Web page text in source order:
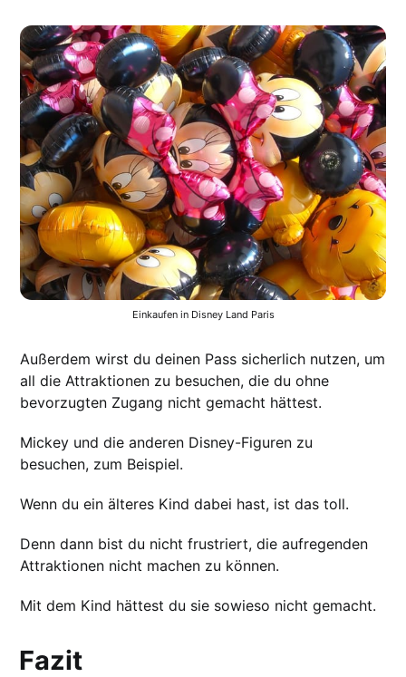
Einkaufen in Disney Land Paris
Außerdem wirst du deinen Pass sicherlich nutzen, um
all die Attraktionen zu besuchen, die du ohne
bevorzugten Zugang nicht gemacht hättest.
Mickey und die anderen Disney-Figuren zu
besuchen, zum Beispiel.
Wenn du ein älteres Kind dabei hast, ist das toll.
Denn dann bist du nicht frustriert, die aufregenden
Attraktionen nicht machen zu können.
Mit dem Kind hättest du sie sowieso nicht gemacht.
Fazit